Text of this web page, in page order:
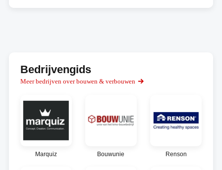
Bedrijvengids
Meer bedrijven over bouwen & verbouwen
Marquiz Bouwunie Renson